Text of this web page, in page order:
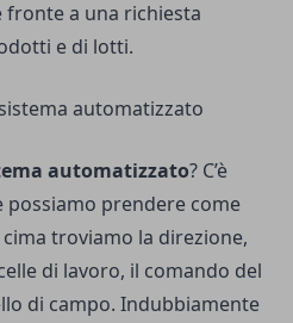
a una richiesta
e di lotti.
automatizzato
automatizzato? C’è
possiamo prendere come
troviamo la direzione,
di lavoro, il comando del
di campo. Indubbiamente